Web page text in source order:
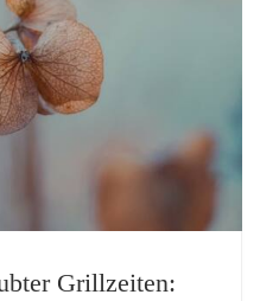
Grillzeiten: